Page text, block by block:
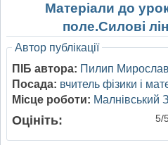
Матеріали до
поле.Силові
Автор публікації
ПІБ автора: Пилип
Посада: вчитель фізики і
Місце роботи: Малнівський
Оцініть: 5/